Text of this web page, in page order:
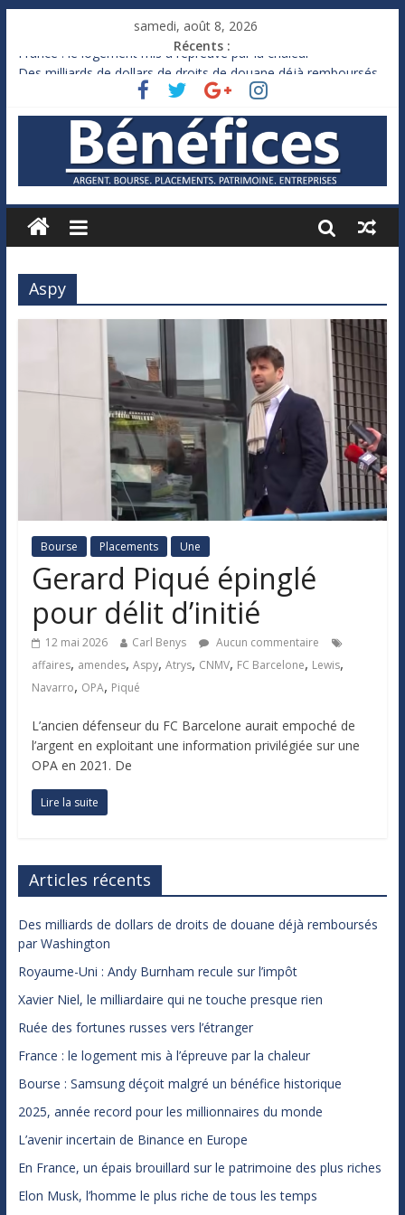
samedi, août 8, 2026
Récents :
France : le logement mis à l’épreuve par la chaleur
Des milliards de dollars de droits de douane déjà remboursés
Royaume-Uni : Andy Burnham recule sur l’impôt
Xavier Niel, le milliardaire qui ne touche presque rien
Ruée des fortunes russes vers l’étranger
Aspy
Bourse Placements Une
Gerard Piqué épinglé
pour délit d’initié
12 mai 2026 Carl Benys
Aucun commentaire
affaires, amendes, Aspy, Atrys, CNMV, FC Barcelone, Lewis,
Navarro, OPA, Piqué
L’ancien défenseur du FC Barcelone aurait empoché de
l’argent en exploitant une information privilégiée sur une
OPA en 2021. De
Lire la suite
Articles récents
Des milliards de dollars de droits de douane déjà remboursés
par Washington
Royaume-Uni : Andy Burnham recule sur l’impôt
Xavier Niel, le milliardaire qui ne touche presque rien
Ruée des fortunes russes vers l’étranger
France : le logement mis à l’épreuve par la chaleur
Bourse : Samsung déçoit malgré un bénéfice historique
2025, année record pour les millionnaires du monde
L’avenir incertain de Binance en Europe
En France, un épais brouillard sur le patrimoine des plus riches
Elon Musk, l’homme le plus riche de tous les temps